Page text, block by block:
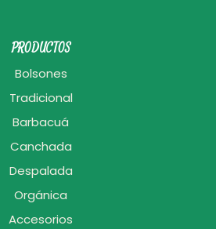
PRODUCTOS
Bolsones
Tradicional
Barbacuá
Canchada
Despalada
Orgánica
Accesorios